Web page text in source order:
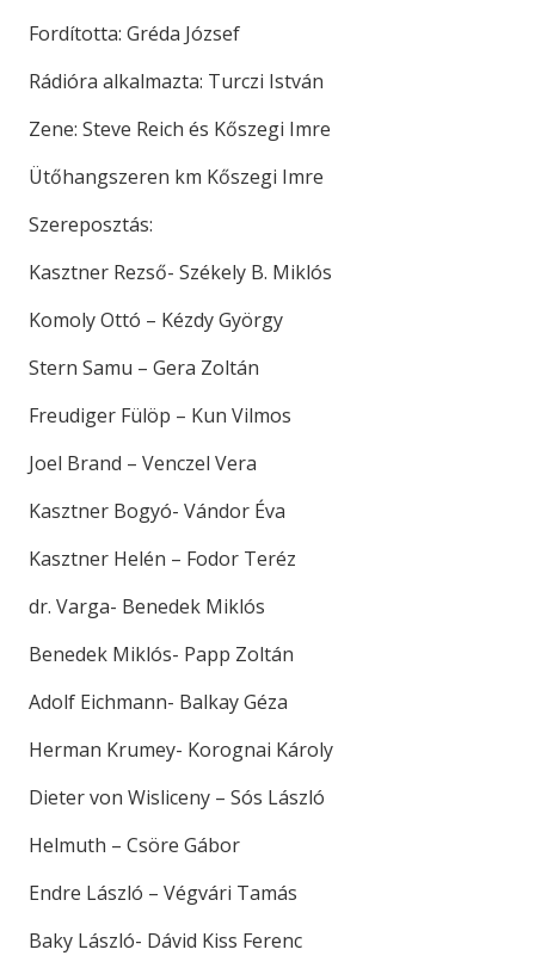
Fordította: Gréda József
Rádióra alkalmazta: Turczi István
Zene: Steve Reich és Kőszegi Imre
Ütőhangszeren km Kőszegi Imre
Szereposztás:
Kasztner Rezső- Székely B. Miklós
Komoly Ottó – Kézdy György
Stern Samu – Gera Zoltán
Freudiger Fülöp – Kun Vilmos
Joel Brand – Venczel Vera
Kasztner Bogyó- Vándor Éva
Kasztner Helén – Fodor Teréz
dr. Varga- Benedek Miklós
Benedek Miklós- Papp Zoltán
Adolf Eichmann- Balkay Géza
Herman Krumey- Korognai Károly
Dieter von Wisliceny – Sós László
Helmuth – Csöre Gábor
Endre László – Végvári Tamás
Baky László- Dávid Kiss Ferenc